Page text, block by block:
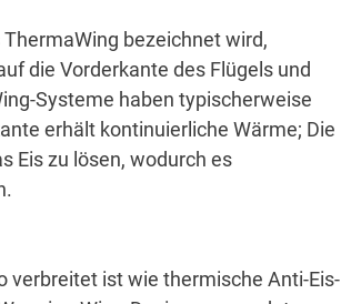
bezeichnet wird,
die Vorderkante des Flügels und
Systeme haben typischerweise
erhält kontinuierliche Wärme; Die
Eis zu lösen, wodurch es
verbreitet ist wie thermische Anti-Eis-